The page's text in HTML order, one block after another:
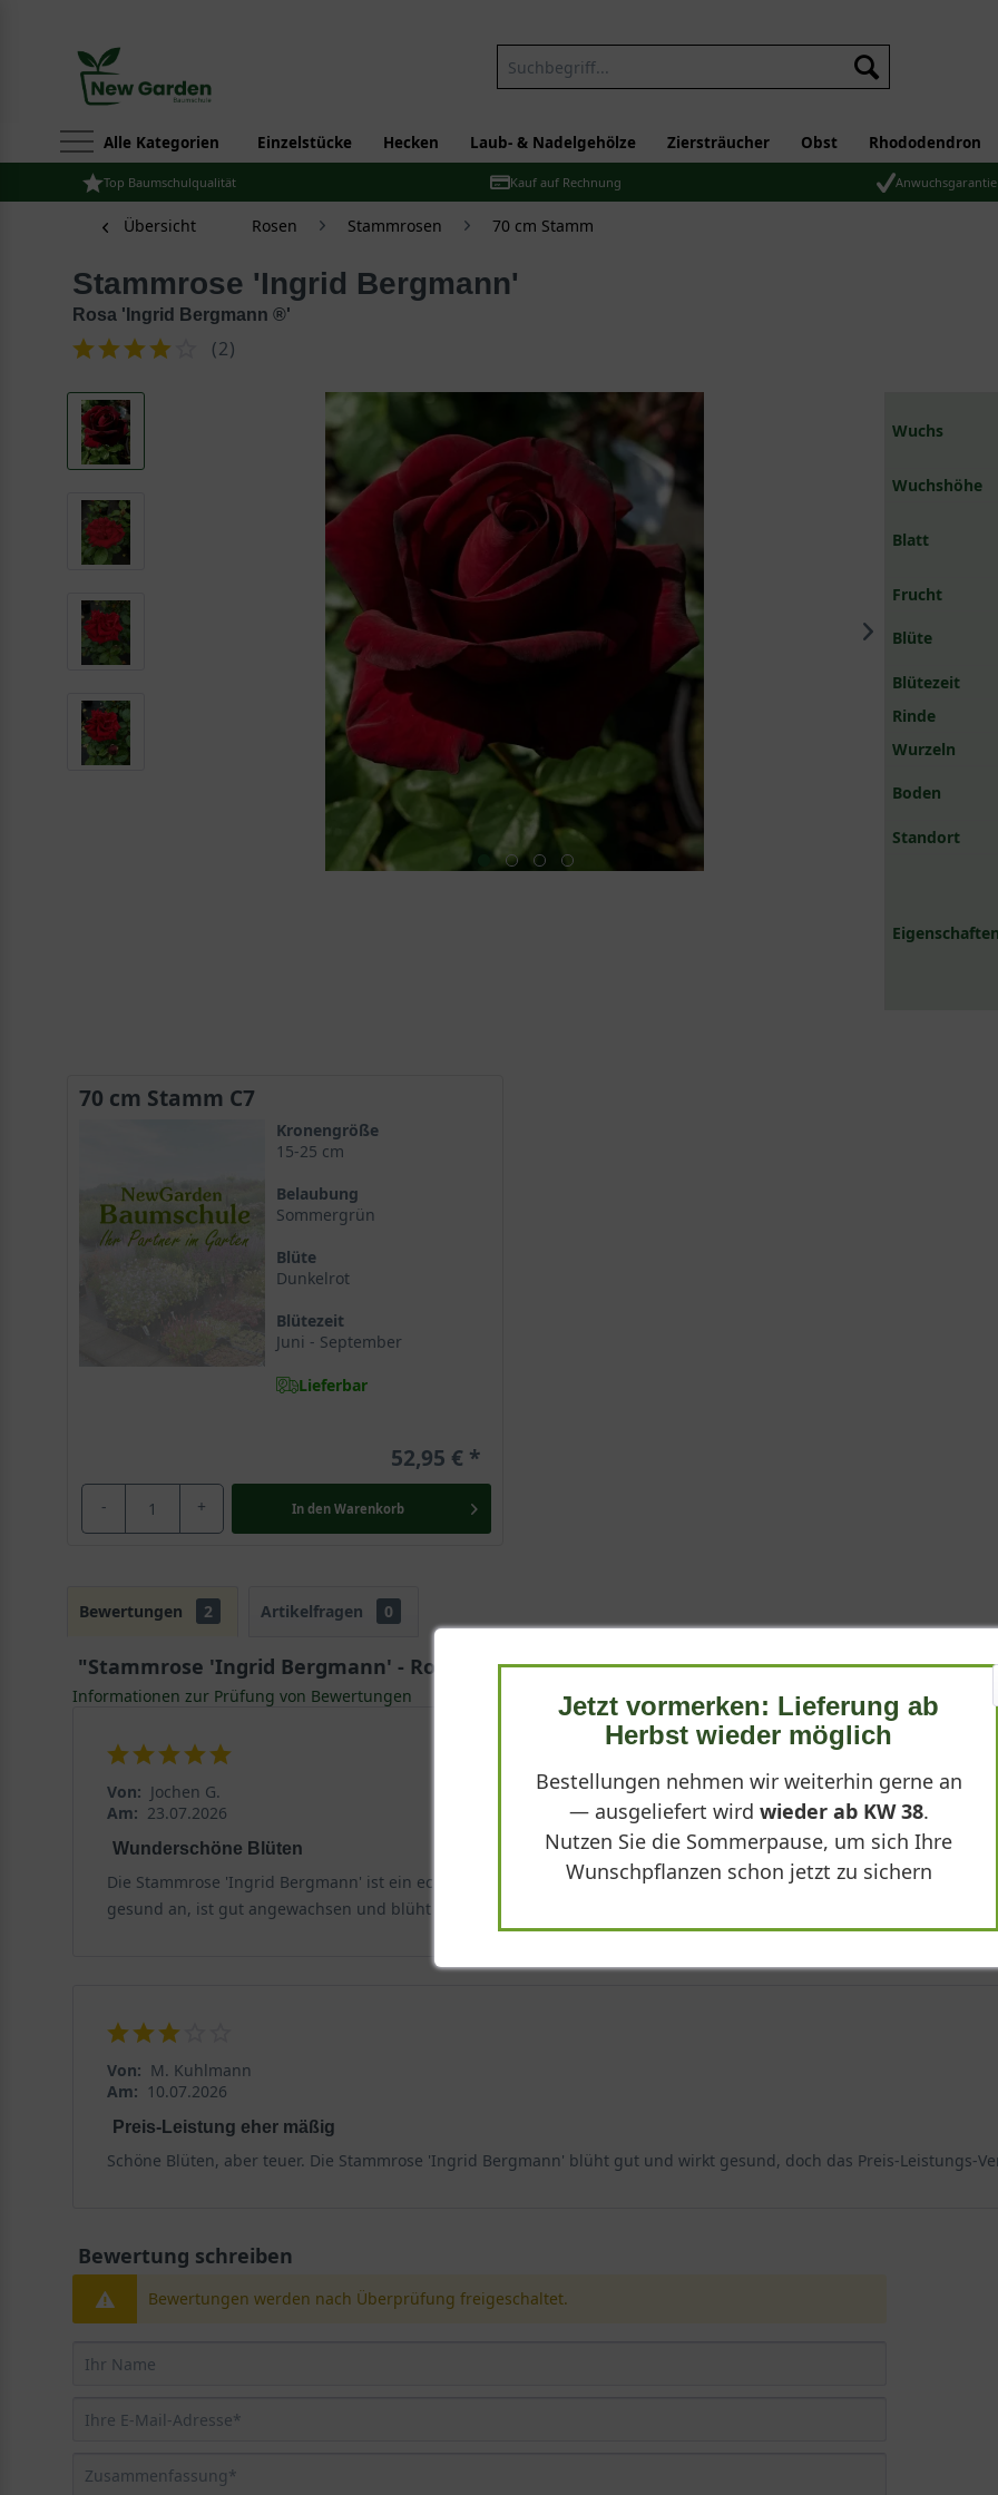
Alle Kategorien Einzelstücke Hecken Laub- & Nadelgehölze Ziersträucher Obst Rhododendron
Top Baumschulqualität Kauf auf Rechnung Anwuchsgarantie
Übersicht Rosen Stammrosen 70 cm Stamm
Stammrose 'Ingrid Bergmann'
Rosa 'Ingrid Bergmann ®'
(2)
Wuchs
Wuchshöhe
Blatt
Frucht
Blüte
Blütezeit
Rinde
Wurzeln
Boden
Standort
70 cm Stamm C7
Kronengröße
15-25 cm
Belaubung
Sommergrün
Blüte
Dunkelrot
Blütezeit
Juni - September
Lieferbar
52,95 €
- + In den Warenkorb
Bewertungen 2 Artikelfragen 0
"Stammrose 'Ingrid Bergmann' - Rosa 'Ingrid Bergmann ®'"
Informationen zur Prüfung von Bewertungen
Von: Jochen G.
Am: 23.07.2026
Wunderschöne Blüten
Die Stammrose 'Ingrid Bergmann' ist ein echter Hingucker im Garten. Die tiefroten Blüten wirken sehr edel und
gesund an, ist gut angewachsen und blüht bereits reichlich.
Von: M. Kuhlmann
Am: 10.07.2026
Preis-Leistung eher mäßig
Schöne Blüten, aber teuer. Die Stammrose 'Ingrid Bergmann' blüht gut und wirkt gesund, doch das Preis-Leistungs-
Bewertung schreiben
Bewertungen werden nach Überprüfung freigeschaltet.
Jetzt vormerken: Lieferung ab
Herbst wieder möglich
Bestellungen nehmen wir weiterhin gerne an
— ausgeliefert wird wieder ab KW 38.
Nutzen Sie die Sommerpause, um sich Ihre
Wunschpflanzen schon jetzt zu sichern